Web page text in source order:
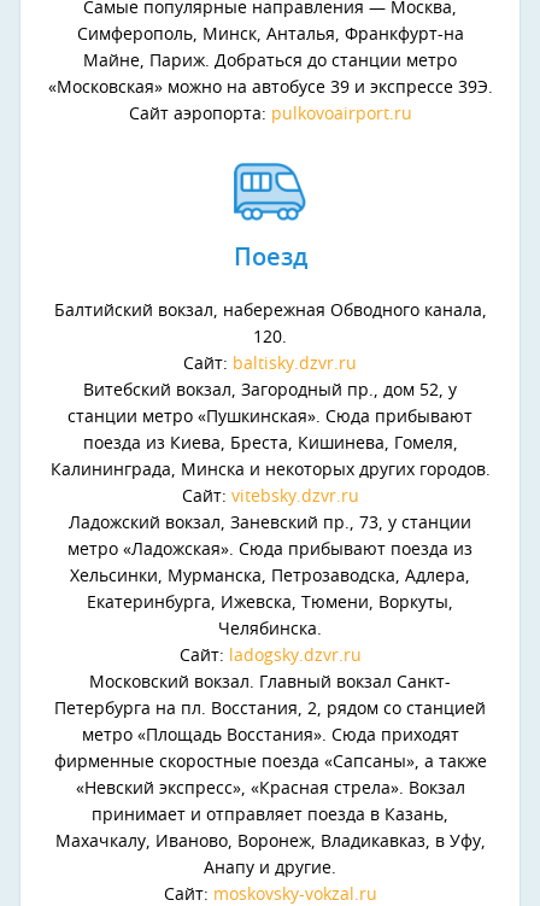
Самые популярные направления — Москва,
Симферополь, Минск, Анталья, Франкфурт-на
Майне, Париж. Добраться до станции метро
«Московская» можно на автобусе 39 и экспрессе 39Э.
Сайт аэропорта: pulkovoairport.ru
Поезд
Балтийский вокзал, набережная Обводного канала,
120.
Сайт: baltisky.dzvr.ru
Витебский вокзал, Загородный пр., дом 52, у
станции метро «Пушкинская». Сюда прибывают
поезда из Киева, Бреста, Кишинева, Гомеля,
Калининграда, Минска и некоторых других городов.
Сайт: vitebsky.dzvr.ru
Ладожский вокзал, Заневский пр., 73, у станции
метро «Ладожская». Сюда прибывают поезда из
Хельсинки, Мурманска, Петрозаводска, Адлера,
Екатеринбурга, Ижевска, Тюмени, Воркуты,
Челябинска.
Сайт:
ladogsky.dzvr.ru
Московский вокзал. Главный вокзал Санкт-
Петербурга на пл. Восстания, 2, рядом со станцией
метро «Площадь Восстания». Сюда приходят
фирменные скоростные поезда «Сапсаны», а также
«Невский экспресс», «Красная стрела». Вокзал
принимает и отправляет поезда в Казань,
Махачкалу, Иваново, Воронеж, Владикавказ, в Уфу,
Анапу и другие.
Сайт: moskovsky-vokzal.ru